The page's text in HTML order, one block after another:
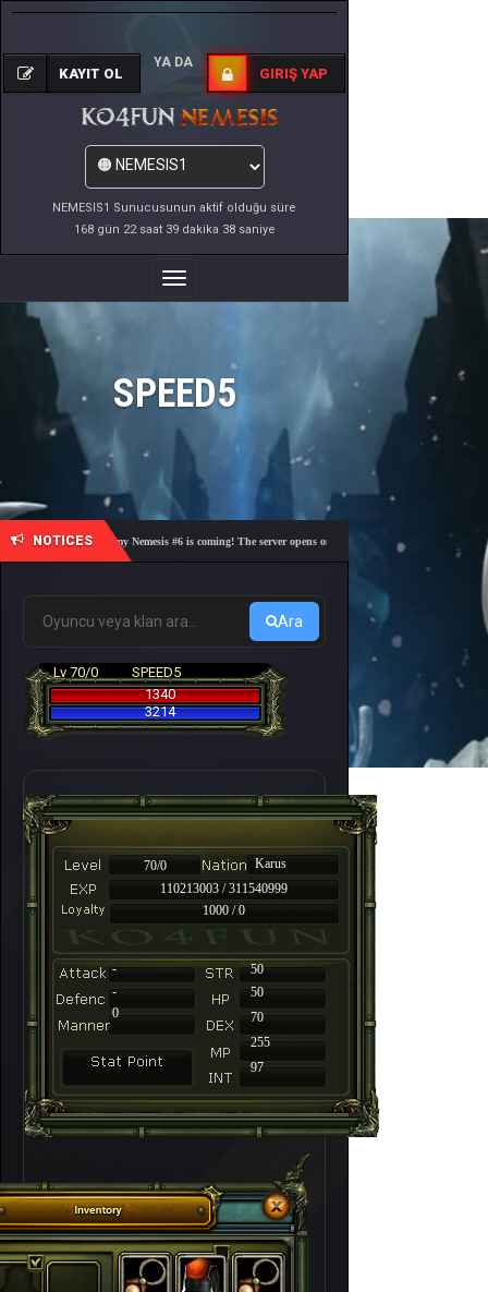
NEMESIS1 Sunucusunun aktif olduğu süre
168 gün 22 saat 39 dakika 38 saniye
KAYIT OL
YA DA
GIRIŞ YAP
Menüyü
Değiştir
SPEED5
NOTICES
🎓 Academy Nemesis #6 is coming! The server opens on Friday, August 7 at 21:00 – Are
Ara
Lv 70/0
SPEED5
1340
3214
70/0
Karus
110213003 / 311540999
1000 / 0
-
50
-
50
70
255
97
0